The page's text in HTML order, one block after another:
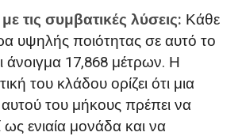
τις συμβατικές λύσεις: Κάθε
υψηλής ποιότητας σε αυτό το
άνοιγμα 17,868 μέτρων. Η
του κλάδου ορίζει ότι μια
του μήκους πρέπει να
ενιαία μονάδα και να